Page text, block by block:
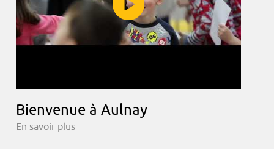
Bienvenue à Aulnay
En savoir plus